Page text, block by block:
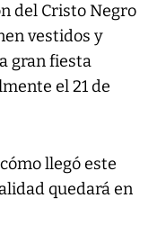
del Cristo Negro
vestidos y
gran fiesta
el 21 de
llegó este
quedará en